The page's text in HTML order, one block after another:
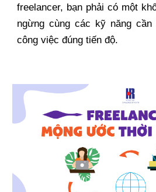
freelancer, bạn phải có một
ngừng cùng các kỹ năng cần
công việc đúng tiến độ.